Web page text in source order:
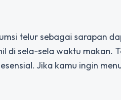
telur sebagai sarapan
di sela-sela waktu makan.
Jika kamu ingin